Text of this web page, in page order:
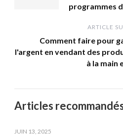
programmes
ARTICLE
Comment faire pour
l'argent en vendant des
à la main
Articles
JUIN 13, 2025